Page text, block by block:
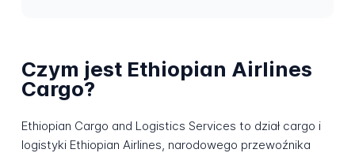
Czym jest Ethiopian Airlines
Cargo?
Ethiopian Cargo and Logistics Services to dział cargo i
logistyki Ethiopian Airlines, narodowego przewoźnika